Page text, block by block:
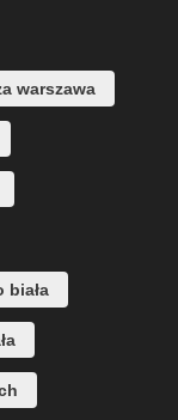
warszawa
biała